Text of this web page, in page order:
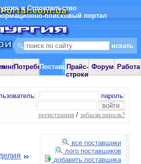
и Строительство
поисковый портал
ПотребностиПоставщики
Прайс-
строки
Форум Работа
пароль:
регистрация / забыли пароль?
все поставщики
лого поставщиков
добавить поставщика